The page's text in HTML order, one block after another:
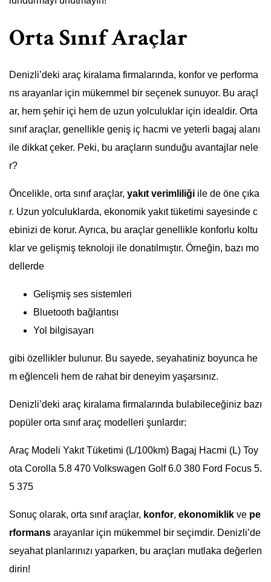
Orta Sınıf Araçlar
Denizli’deki araç kiralama firmalarında, konfor ve performa
ns arayanlar için mükemmel bir seçenek sunuyor. Bu araçl
ar, hem şehir içi hem de uzun yolculuklar için idealdir. Orta
sınıf araçlar, genellikle geniş iç hacmi ve yeterli bagaj alanı
ile dikkat çeker. Peki, bu araçların sunduğu avantajlar nele
r?
Öncelikle, orta sınıf araçlar, yakıt verimliliği ile de öne çıka
r. Uzun yolculuklarda, ekonomik yakıt tüketimi sayesinde c
ebinizi de korur. Ayrıca, bu araçlar genellikle konforlu koltu
klar ve gelişmiş teknoloji ile donatılmıştır. Örneğin, bazı mo
dellerde
Gelişmiş ses sistemleri
Bluetooth bağlantısı
Yol bilgisayarı
gibi özellikler bulunur. Bu sayede, seyahatiniz boyunca he
m eğlenceli hem de rahat bir deneyim yaşarsınız.
Denizli’deki araç kiralama firmalarında bulabileceğiniz bazı
popüler orta sınıf araç modelleri şunlardır:
Araç Modeli Yakıt Tüketimi (L/100km) Bagaj Hacmi (L) Toy
ota Corolla 5.8 470 Volkswagen Golf 6.0 380 Ford Focus 5.
5 375
Sonuç olarak, orta sınıf araçlar, konfor, ekonomiklik ve pe
rformans arayanlar için mükemmel bir seçimdir. Denizli’de
seyahat planlarınızı yaparken, bu araçları mutlaka değerlen
dirin!